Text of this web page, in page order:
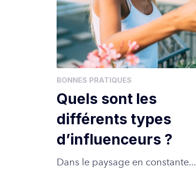
BONNES PRATIQUES
Quels sont les
différents types
d’influenceurs ?
Dans le paysage en constante...